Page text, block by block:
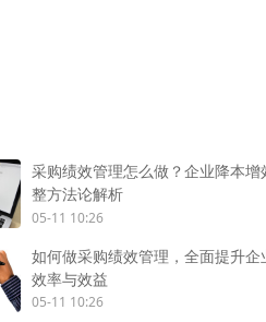
采购绩效管理怎么做？企业降本增
整方法论解析
05-11 10:26
如何做采购绩效管理，全面提升企
效率与效益
05-11 10:26